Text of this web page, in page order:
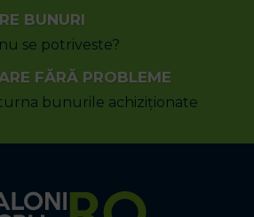
BUNURI
se potriveste?
FĂRĂ PROBLEME
bunurile achiziționate